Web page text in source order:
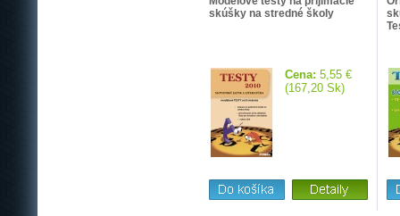
skúšky na stredné školy
Cena: 5,55 €
(167,20 Sk)